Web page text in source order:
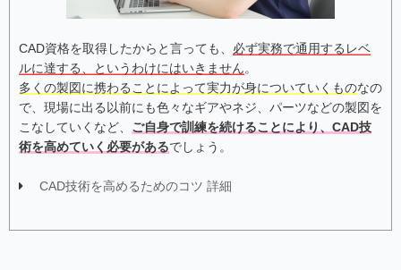
CAD資格を取得したからと言っても、 必ず実務で通用するレベ
ルに達する、というわけにはいきません。
多くの製図に携わることによって実力が身についていくものなの
で、現場に出る以前にも色々なギアやネジ、パーツなどの製図を
こなしていくなど、 ご自身で訓練を続けることにより、CAD技
術を高めていく必要があるでしょう。
CAD技術を高めるためのコツ 詳細